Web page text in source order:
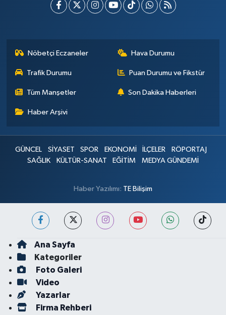
Nöbetçi Eczaneler Hava Durumu
Trafik Durumu Puan Durumu ve Fikstür
Tüm Manşetler Son Dakika Haberleri
Haber Arşivi
GÜNCEL SİYASET SPOR EKONOMİ İLÇELER
RÖPORTAJ
SAĞLIK
KÜLTÜR-SANAT EĞİTİM MEDYA GÜNDEMİ
Haber Yazılımı: TE Bilişim
Ana Sayfa
Kategoriler
Foto Galeri
Video
Yazarlar
Firma Rehberi